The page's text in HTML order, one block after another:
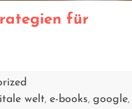
für
welt, e-books, google,